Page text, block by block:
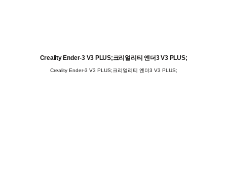
Creality Ender-3 V3 PLUS;크리얼리티 엔더3 V3 PLUS;
Creality Ender-3 V3 PLUS;크리얼리티 엔더3 V3 PLUS;